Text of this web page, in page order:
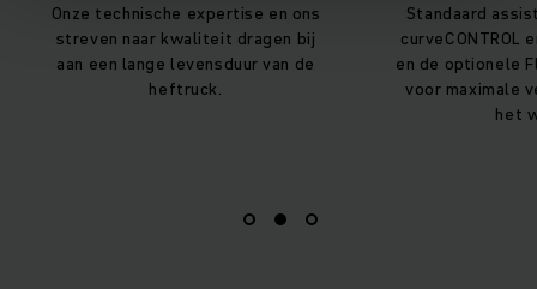
expertise en ons
kwaliteit dragen bij
levensduur van de
Standaard
curveCONTROL en
en de optionele Floor-Spot
voor maximale veiligheid